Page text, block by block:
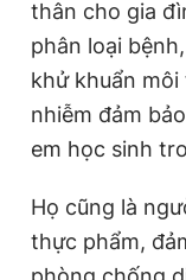
thân cho gia
phân loại
khử khuẩn
nhiễm đảm
em học sinh
Họ cũng là
thực phẩm,